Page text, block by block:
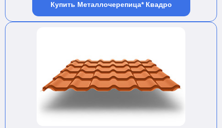
Купить Металлочерепица* Квадро